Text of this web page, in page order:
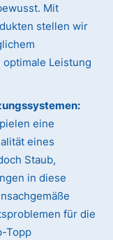
Mit
stellen wir
Leistung
eine
eines
Staub,
in diese
für die
Topp